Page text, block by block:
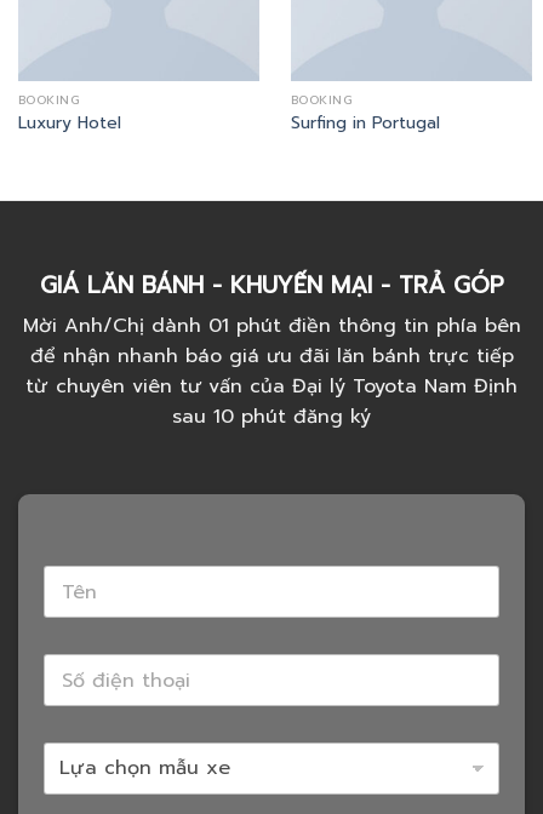
BOOKING
Luxury Hotel
BOOKING
Surfing in Portugal
GIÁ LĂN BÁNH - KHUYẾN MẠI - TRẢ GÓP
Mời Anh/Chị dành 01 phút điền thông tin phía bên
để nhận nhanh báo giá ưu đãi lăn bánh trực tiếp
từ chuyên viên tư vấn của Đại lý Toyota Nam Định
sau 10 phút đăng ký